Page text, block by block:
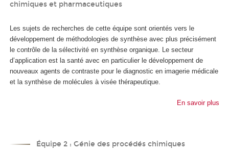
chimiques et pharmaceutiques
Les sujets de recherches de cette équipe sont orientés vers le
développement de méthodologies de synthèse avec plus précisément
le contrôle de la sélectivité en synthèse organique. Le secteur
d’application est la santé avec en particulier le développement de
nouveaux agents de contraste pour le diagnostic en imagerie médicale
et la synthèse de molécules à visée thérapeutique.
En savoir plus
Équipe 2 : Génie des procédés chimiques